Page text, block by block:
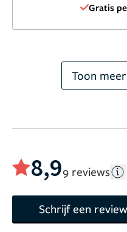
Gratis
Toon
8,99 reviews
Schrijf een review